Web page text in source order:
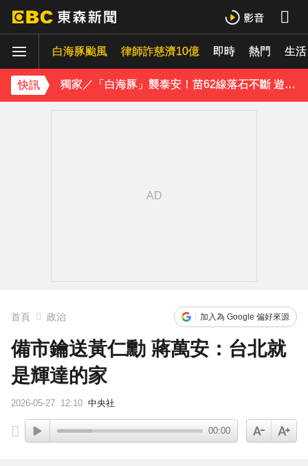
白海豚颱風 律師詐慈濟10億 即時 熱門 生活
快訊
下載東森App，隨時掌握天下大小事！
獨家／「白海豚」襲泰安！苗62線落石不斷 遊客急下山
八點檔女神美照遭放大腳趾！被酸「暗沉皺褶」本人無奈回應
首頁 政治 加入為 Google 偏好來源
備市鑰送黃仁勳 蔣萬安：台北就
是輝達的家
2026-05-27 12:10 中央社
00:00